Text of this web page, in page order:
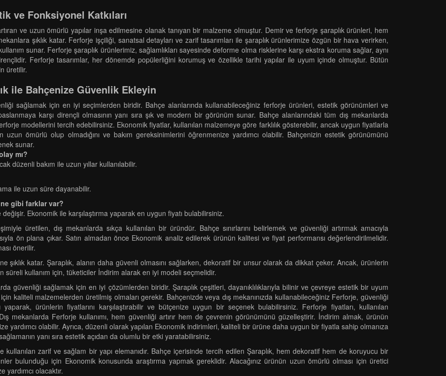
ve Fonksiyonel Katkıları
ve uzun ömürlü yapılar inşa edilmesine olanak tanıyan bir malzeme olmuştur. Demir ve ferforje şaraplık ürünleri, hem
şıklık katar. Ferforje işçiliği, sanatsal detayları ve zarif tasarımları ile şaraplık ürünlerimize özgün bir hava verirken,
sunar. Ferforje şaraplık ürünlerimiz, sağlamlıkları sayesinde deforme olma risklerine karşı ekstra koruma sağlar, aynı
Ferforje tasarımlar, her dönemde popülerliğini korumuş ve özellikle tarihi yapılar ile uyum içinde olmuştur. Bütün
üretilir.
ile Bahçenize Güvenlik Ekleyin
sağlamak için en iyi seçimlerden biridir. Bahçe alanlarında kullanabileceğiniz ferforje ürünleri, estetik görünümleri ve
karşı dirençli olmasının yanı sıra şık ve modern bir görünüm sunar. Bahçe alanlarındaki tüm dış mekanlarda
modellerini tercih edebilirsiniz. Ekonomik fiyatlar, kullanılan malzemeye göre farklılık gösterebilir, ancak uygun fiyatlarla
ömürlü olup olmadığını ve bakım gereksinimlerini öğrenmenize yardımcı olabilir. Bahçenizin estetik görünümünü
sunar.
mı?
düzenli bakım ile uzun yıllar kullanılabilir.
ile uzun süre dayanabilir.
gibi farklar var?
Ekonomik ile karşılaştırma yaparak en uygun fiyatı bulabilirsiniz.
üretilen, dış mekanlarda sıkça kullanılan bir üründür. Bahçe sınırlarını belirlemek ve güvenliği artırmak amacıyla
ön plana çıkar. Satın almadan önce Ekonomik analiz edilerek ürünün kalitesi ve fiyat performansı değerlendirilmelidir.
önerilir.
şıklık katar. Şaraplık, alanın daha güvenli olmasını sağlarken, dekoratif bir unsur olarak da dikkat çeker. Ancak, ürünlerin
süreli kullanım için, tüketiciler İndirim alarak en iyi modeli seçmelidir.
güvenliği sağlamak için en iyi çözümlerden biridir. Şaraplık çeşitleri, dayanıklılıklarıyla bilinir ve çevreye estetik bir uyum
kaliteli malzemelerden üretilmiş olmaları gerekir. Bahçenizde veya dış mekanınızda kullanabileceğiniz Ferforje, güvenliği
yaparak, ürünlerin fiyatlarını karşılaştırabilir ve bütçenize uygun bir seçenek bulabilirsiniz. Ferforje fiyatları, kullanılan
mekanlarda Ferforje kullanımı, hem güvenliği artırır hem de çevrenin görünümünü güzelleştirir. İndirim almak, ürünün
yardımcı olabilir. Ayrıca, düzenli olarak yapılan Ekonomik indirimleri, kaliteli bir ürüne daha uygun bir fiyatla sahip olmanıza
yanı sıra estetik açıdan da olumlu bir etki yaratabilirsiniz.
zarif ve sağlam bir yapı elemanıdır. Bahçe içerisinde tercih edilen Şaraplık, hem dekoratif hem de koruyucu bir
bulunduğu için Ekonomik konusunda araştırma yapmak gereklidir. Alacağınız ürünün uzun ömürlü olması için üretici
olacaktır.